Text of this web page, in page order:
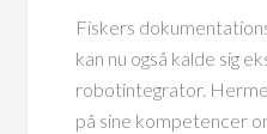
Fiskers
kan nu også kalde sig
robotintegrator.
på sine kompetencer